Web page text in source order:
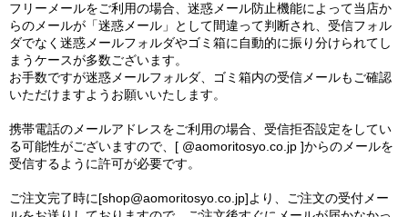
フリーメールをご利用の場合、迷惑メール防止機能によって当店か
らのメールが「迷惑メール」として間違って判断され、受信フォル
ダでなく迷惑メールフォルダやゴミ箱に自動的に振り分けられてし
まうケースが多数ございます。
お手数ですが迷惑メールフォルダ、ゴミ箱内の受信メールもご確認
いただけますようお願いいたします。
携帯電話のメールアドレスをご利用の場合、受信拒否設定をしてい
る可能性がございますので、[ @aomoritosyo.co.jp ]からのメールを
受信するように許可が必要です。
ご注文完了時に[shop@aomoritosyo.co.jp]より、ご注文の受付メー